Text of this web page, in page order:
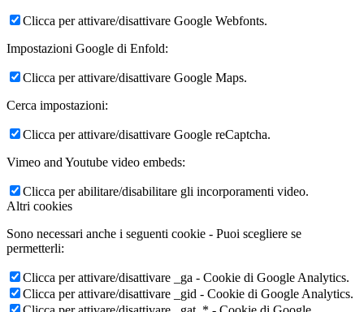
Clicca per attivare/disattivare Google Webfonts.
Impostazioni Google di Enfold:
Clicca per attivare/disattivare Google Maps.
Cerca impostazioni:
Clicca per attivare/disattivare Google reCaptcha.
Vimeo and Youtube video embeds:
Clicca per abilitare/disabilitare gli incorporamenti video.
Altri cookies
Sono necessari anche i seguenti cookie - Puoi scegliere se
permetterli:
Clicca per attivare/disattivare _ga - Cookie di Google Analytics.
Clicca per attivare/disattivare _gid - Cookie di Google Analytics.